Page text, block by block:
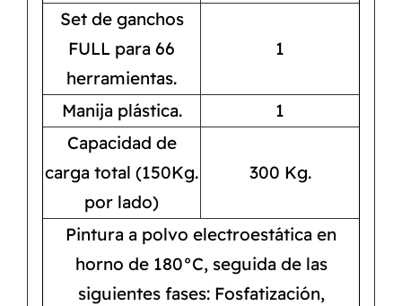
Set de ganchos
FULL para 66
herramientas.
1
Manija plástica.
1
Capacidad de
carga total (150Kg.
por lado)
300 Kg.
Pintura a polvo electroestática en
horno de 180°C, seguida de las
siguientes fases: Fosfatización,